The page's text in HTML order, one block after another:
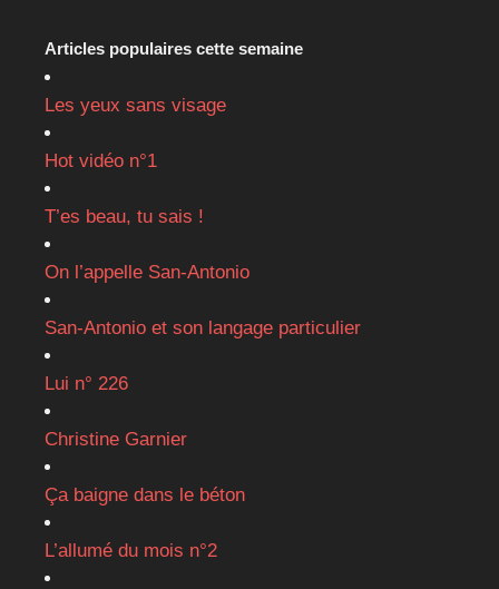
Articles populaires cette semaine
Les yeux sans visage
Hot vidéo n°1
T’es beau, tu sais !
On l’appelle San-Antonio
San-Antonio et son langage particulier
Lui n° 226
Christine Garnier
Ça baigne dans le béton
L’allumé du mois n°2